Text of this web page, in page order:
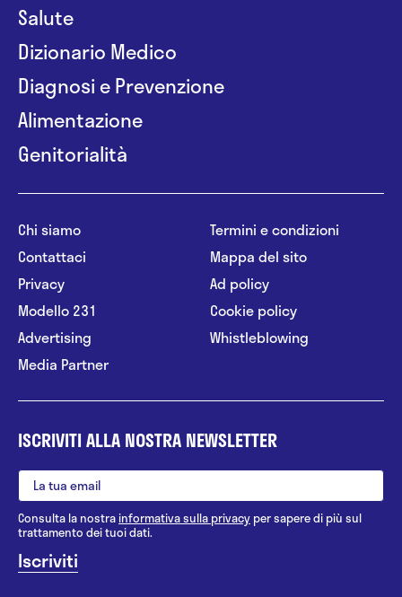
Salute
Dizionario Medico
Diagnosi e Prevenzione
Alimentazione
Genitorialità
Chi siamo
Contattaci
Privacy
Modello 231
Advertising
Media Partner
Termini e condizioni
Mappa del sito
Ad policy
Cookie policy
Whistleblowing
ISCRIVITI ALLA NOSTRA NEWSLETTER
Consulta la nostrainformativa sulla privacy per sapere di più sul
trattamento dei tuoi dati.